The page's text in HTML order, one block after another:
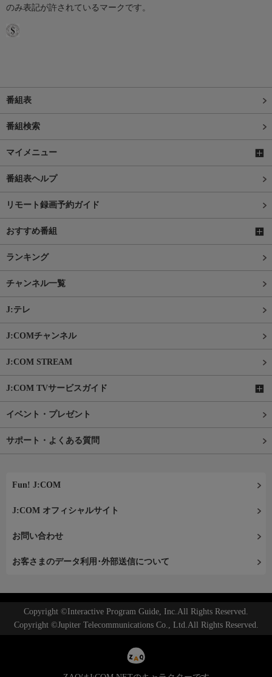
のみ表記が許されているマークです。
番組表
番組検索
マイメニュー
番組表ヘルプ
リモート録画予約ガイド
おすすめ番組
ランキング
チャンネル一覧
J:テレ
J:COMチャンネル
J:COM STREAM
J:COM TVサービスガイド
イベント・プレゼント
サポート・よくある質問
Fun! J:COM
J:COM オフィシャルサイト
お問い合わせ
お客さまのデータ利用･外部送信について
Copyright ©Interactive Program Guide, Inc.All Rights Reserved.
Copyright ©Jupiter Telecommunications Co., Ltd.All Rights Reserved.